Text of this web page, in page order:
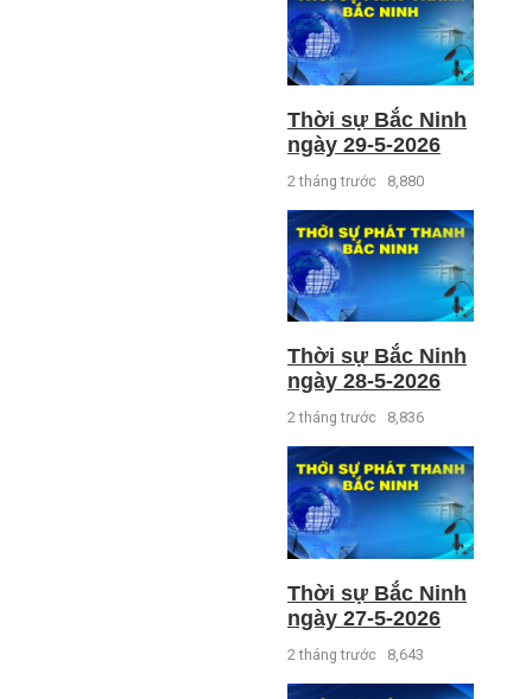
Thời sự Bắc Ninh
ngày 29-5-2026
2 tháng trước 8,880
Thời sự Bắc Ninh
ngày 28-5-2026
2 tháng trước 8,836
Thời sự Bắc Ninh
ngày 27-5-2026
2 tháng trước 8,643